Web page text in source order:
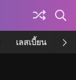
เลสเบี้ยน เค